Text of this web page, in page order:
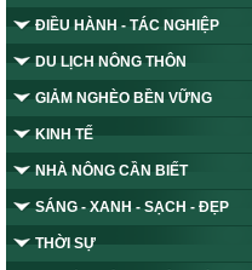
ĐIỀU HÀNH - TÁC NGHIỆP
DU LỊCH NÔNG THÔN
GIẢM NGHÈO BỀN VỮNG
KINH TẾ
NHÀ NÔNG CẦN BIẾT
SÁNG - XANH - SẠCH - ĐẸP
THỜI SỰ